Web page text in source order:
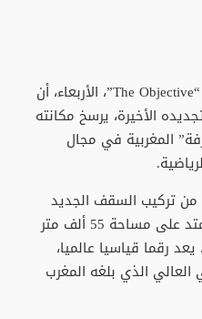
كتب الموقع الإخباري الإسباني “The Objective”، الأربعاء، أن
الأخيرة، يرسخ مكانته
المغربية في مجال
من تركيب السقف الجديد
لهذا الملعب الأيقوني، الذي يمتد على مساحة 55 ألف متر
يوما فقط، يعد رقما قياسيا عالميا،
الذي بلغه المغرب